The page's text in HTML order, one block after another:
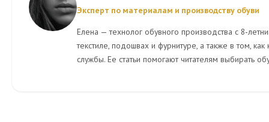
Эксперт по материалам и производству обуви
Елена — технолог обувного производства с 8-
текстиле, подошвах и фурнитуре, а также в том,
службы. Ее статьи помогают читателям выбирать